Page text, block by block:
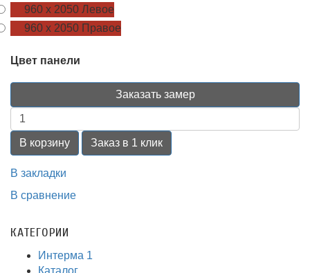
960 х 2050 Левое
960 х 2050 Правое
Цвет панели
Заказать замер
В корзину Заказ в 1 клик
В закладки
В сравнение
КАТЕГОРИИ
Интерма 1
Каталог